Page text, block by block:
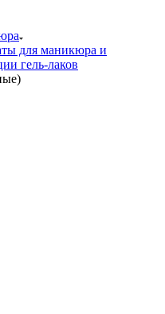
для маникюра и
гель-лаков